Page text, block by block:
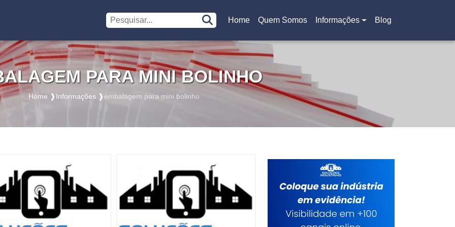
Home
(current)
Quem Somos Informações Blog
PARA MINI BOLINHO
Home ❱ Informações ❱ embalagem para mini bolinho